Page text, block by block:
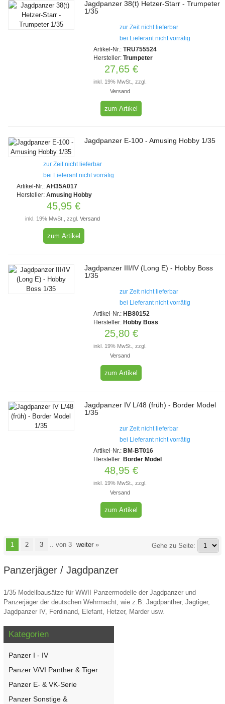
Jagdpanzer 38(t) Hetzer-Starr - Trumpeter
1/35
zur Zeit nicht lieferbar
bei Lieferant nicht vorrätig
Artikel-Nr.: TRU755524
Hersteller: Trumpeter
27,65 €
inkl. 19% MwSt., zzgl.
Versand
zum Artikel
Jagdpanzer E-100 - Amusing Hobby 1/35
zur Zeit nicht lieferbar
bei Lieferant nicht vorrätig
Artikel-Nr.:AH35A017
Hersteller:Amusing Hobby
45,95 €
inkl. 19% MwSt., zzgl. Versand
zum Artikel
Jagdpanzer III/IV (Long E) - Hobby Boss
1/35
zur Zeit nicht lieferbar
bei Lieferant nicht vorrätig
Artikel-Nr.: HB80152
Hersteller: Hobby Boss
25,80 €
inkl. 19% MwSt., zzgl.
Versand
zum Artikel
Jagdpanzer IV L/48 (früh) - Border Model
1/35
zur Zeit nicht lieferbar
bei Lieferant nicht vorrätig
Artikel-Nr.: BM-BT016
Hersteller: Border Model
48,95 €
inkl. 19% MwSt., zzgl.
Versand
zum Artikel
1 2 3 .. von 3 weiter» Gehe zu Seite:
Panzerjäger / Jagdpanzer
1/35 Modellbausätze für WWII Panzermodelle der Jagdpanzer und
Panzerjäger der deutschen Wehrmacht, wie z.B. Jagdpanther, Jagtiger,
Jagdpanzer IV, Ferdinand, Elefant, Hetzer, Marder usw.
Kategorien
Panzer I - IV
Panzer V/VI Panther & Tiger
Panzer E- & VK-Serie
Panzer Sonstige &